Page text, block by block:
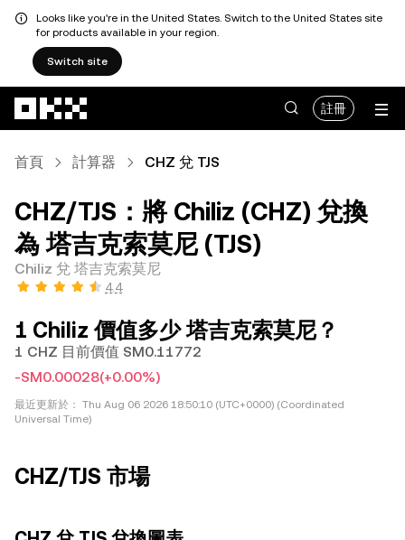
Looks like you're in the United States. Switch to the United States site
for products available in your region.
Switch site
註冊
首頁 計算器 CHZ 兌 TJS
CHZ/TJS：將 Chiliz (CHZ) 兌換
為 塔吉克索莫尼 (TJS)
Chiliz 兌 塔吉克索莫尼
4.4
1 Chiliz 價值多少 塔吉克索莫尼？
1 CHZ 目前價值 SM0.11772
-SM0.00028(+0.00%)
最近更新於： Thu Aug 06 2026 18:50:10 (UTC+0000) (Coordinated
Universal Time)
CHZ/TJS 市場